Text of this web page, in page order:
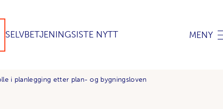
SELVBETJENINGSISTE NYTT MENY
i planlegging etter plan- og bygningsloven